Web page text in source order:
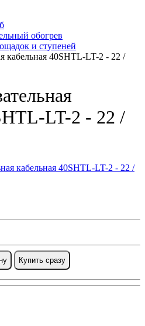
обогрев
и ступеней
кабельная 40SHTL-LT-2 - 22 /
LT-2 - 22 /
Купить сразу